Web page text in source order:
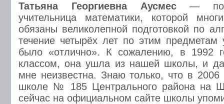
Татьяна Георгиевна Аусмес—
учительница математики, которой
обязаны великолепной подготовкой по
течение четырёх лет по этим предметам
было «отлично». К сожалению, в 1992
классом, она ушла из нашей школы, и
мне неизвестна. Знаю только, что в 2006
школе № 185 Центрального района на
сейчас на официальном сайте школы